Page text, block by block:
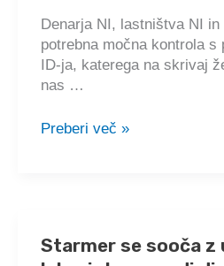
Denarja NI, lastništva NI
potrebna močna kontrola s
ID-ja, katerega na skrivaj
nas …
KO
🇸🇮
Preberi več »
Starmer se sooča z